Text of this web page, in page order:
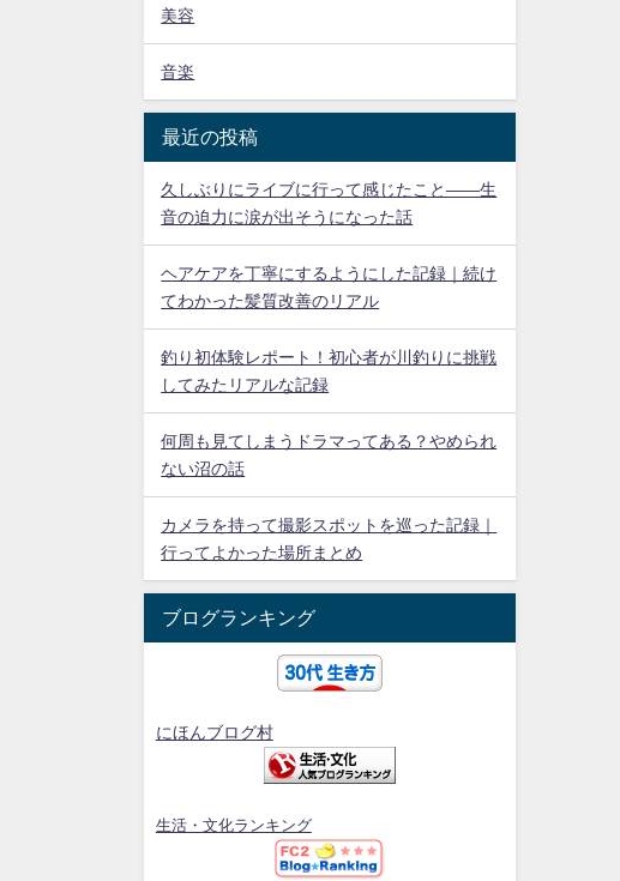
美容
音楽
最近の投稿
久しぶりにライブに行って感じたこと——生
音の迫力に涙が出そうになった話
ヘアケアを丁寧にするようにした記録｜続け
てわかった髪質改善のリアル
釣り初体験レポート！初心者が川釣りに挑戦
してみたリアルな記録
何周も見てしまうドラマってある？やめられ
ない沼の話
カメラを持って撮影スポットを巡った記録｜
行ってよかった場所まとめ
ブログランキング
にほんブログ村
生活・文化ランキング